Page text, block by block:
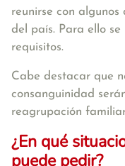
reunirse con
del país. Para ello
requisitos.
Cabe destacar que
consanguinidad
reagrupación
¿En qué
puede pedir?